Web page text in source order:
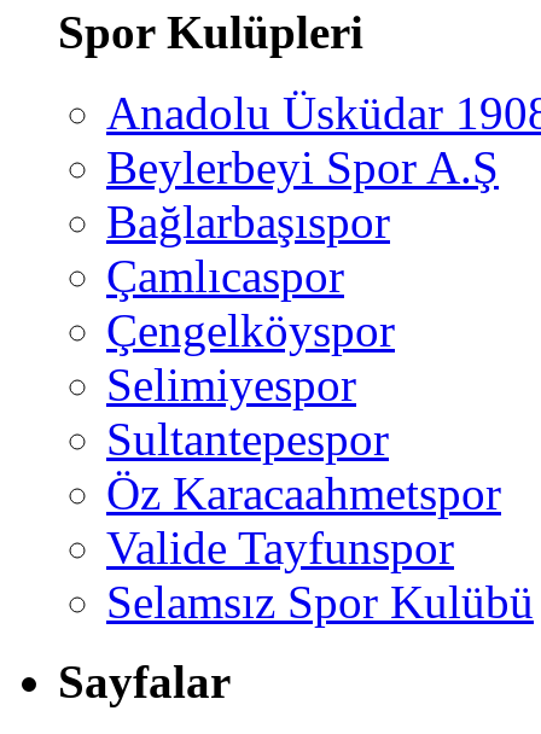
Spor Kulüpleri
Anadolu Üsküdar
Beylerbeyi Spor A.Ş
Bağlarbaşıspor
Çamlıcaspor
Çengelköyspor
Selimiyespor
Sultantepespor
Öz Karacaahmetspor
Valide Tayfunspor
Selamsız Spor Kulübü
Sayfalar